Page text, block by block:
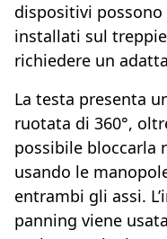
dispositivi
installati sul
richiedere un
La testa presenta
ruotata di 360°,
possibile bloccarla
usando le
entrambi gli assi.
panning viene